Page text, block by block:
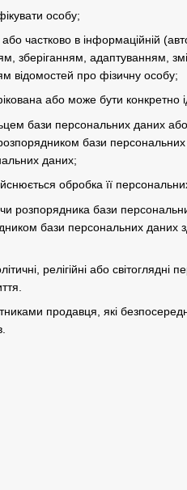
особу;
частково в інформаційній
зберіганням, адаптуванням,
відомостей про фізичну особу;
або може бути конкретно
бази персональних даних
бази
даних;
обробка її
розпорядника бази
бази персональних даних
релігійні або світоглядні
продавця, які